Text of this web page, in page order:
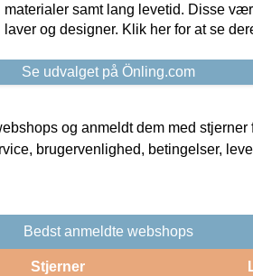
materialer samt lang levetid. Disse
laver og designer. Klik her for at se
Se udvalget på Önling.com
og anmeldt dem med stjerner
brugervenlighed, betingelser,
Bedst anmeldte webshops
Stjerner